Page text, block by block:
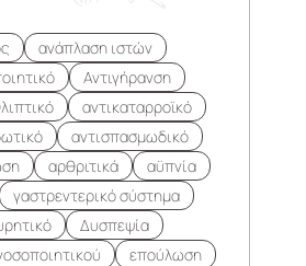
ανάπλαση ιστών
Αντιγήρανση
αντικαταρροϊκό
αντισπασμωδικό
αρθριτικά
αϋπνία
γαστρεντερικό σύστημα
Δυσπεψία
επούλωση